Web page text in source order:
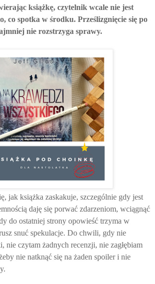
książkę, czytelnik wcale nie jest
co spotka w środku. Prześlizgnięcie się po
nie rozstrzyga sprawy.
jak książka zaskakuje, szczególnie gdy jest
daję się porwać zdarzeniom, wciągnąć
do ostatniej strony opowieść trzyma w
snuć spekulacje. Do chwili, gdy nie
nie czytam żadnych recenzji, nie zagłębiam
nie natknąć się na żaden spoiler i nie